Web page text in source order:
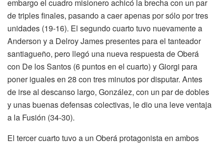
embargo el cuadro misionero achicó la brecha con un par
de triples finales, pasando a caer apenas por sólo por tres
unidades (19-16). El segundo cuarto tuvo nuevamente a
Anderson y a Delroy James presentes para el tanteador
santiagueño, pero llegó una nueva respuesta de Oberá
con De los Santos (6 puntos en el cuarto) y Giorgi para
poner iguales en 28 con tres minutos por disputar. Antes
de irse al descanso largo, González, con un par de dobles
y unas buenas defensas colectivas, le dio una leve ventaja
a la Fusión (34-30).
El tercer cuarto tuvo a un Oberá protagonista en ambos